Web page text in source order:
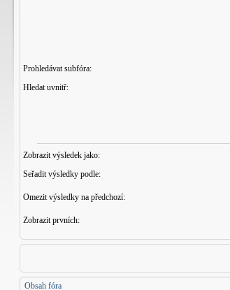
Prohledávat subfóra:
Hledat uvnitř:
Zobrazit výsledek jako:
Seřadit výsledky podle:
Omezit výsledky na předchozí:
Zobrazit prvních:
Obsah fóra